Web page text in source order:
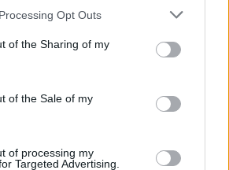
Opt Outs
of the Sharing of my
of the Sale of my
of processing my
Targeted Advertising.
Στην νέα του
ταινία, ο Robbie
ως... μαϊμού
teas-άρει νέο
Glenn Hughes
των Black